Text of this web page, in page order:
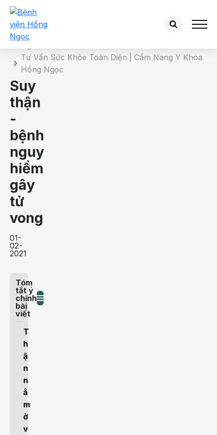
Chi tiết bài tư vấn
Tư Vấn Sức Khỏe Toàn Diện | Cẩm Nang Y Khoa
Hồng Ngọc
Suy
thận
-
bệnh
nguy
hiểm
gây
tử
vong
01-
02-
2021
Tóm
tắt ý
chính
bài
viết
T
h
ậ
n
n
ằ
m
ở
v